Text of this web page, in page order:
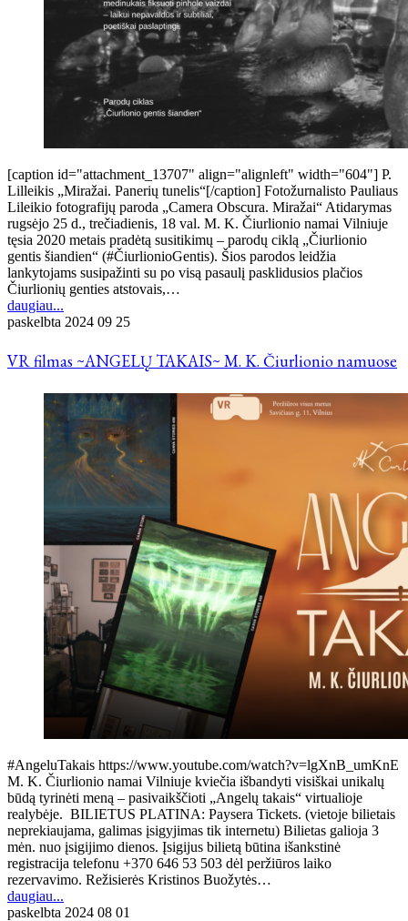
[caption id="attachment_13707" align="alignleft" width="604"] P.
Lilleikis „Miražai. Panerių tunelis“[/caption] Fotožurnalisto Pauliaus
Lileikio fotografijų paroda „Camera Obscura. Miražai“ Atidarymas
rugsėjo 25 d., trečiadienis, 18 val. M. K. Čiurlionio namai Vilniuje
tęsia 2020 metais pradėtą susitikimų – parodų ciklą „Čiurlionio
gentis šiandien“ (#ČiurlionioGentis). Šios parodos leidžia
lankytojams susipažinti su po visą pasaulį pasklidusios plačios
Čiurlionių genties atstovais,…
daugiau...
paskelbta 2024 09 25
VR filmas ~ANGELŲ TAKAIS~ M. K. Čiurlionio namuose
#AngeluTakais https://www.youtube.com/watch?v=lgXnB_umKnE
M. K. Čiurlionio namai Vilniuje kviečia išbandyti visiškai unikalų
būdą tyrinėti meną – pasivaikščioti „Angelų takais“ virtualioje
realybėje. BILIETUS PLATINA: Paysera Tickets. (vietoje bilietais
neprekiaujama, galimas įsigyjimas tik internetu) Bilietas galioja 3
mėn. nuo įsigijimo dienos. Įsigijus bilietą būtina išankstinė
registracija telefonu +370 646 53 503 dėl peržiūros laiko
rezervavimo. Režisierės Kristinos Buožytės…
daugiau...
paskelbta 2024 08 01